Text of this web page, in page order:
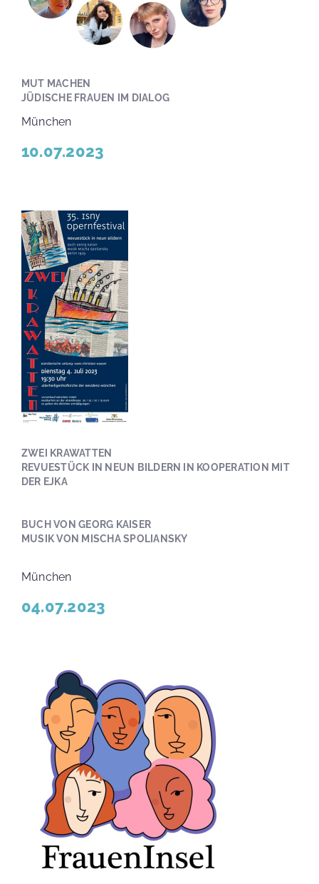
MUT MACHEN
JÜDISCHE FRAUEN IM DIALOG
München
10.07.2023
ZWEI KRAWATTEN
REVUESTÜCK IN NEUN BILDERN IN KOOPERATION MIT
DER EJKA
BUCH VON GEORG KAISER
MUSIK VON MISCHA SPOLIANSKY
München
04.07.2023